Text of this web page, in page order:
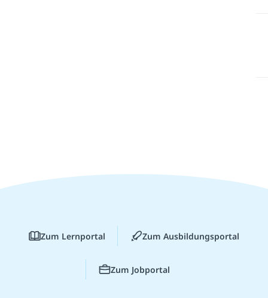
Zum Lernportal Zum Ausbildungsportal
Zum Jobportal